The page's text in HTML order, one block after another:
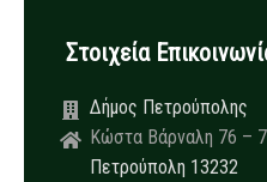
Στοιχεία
Δήμος Πετρούπολης
Κώστα Βάρναλη 76 –
Πετρούπολη 13232